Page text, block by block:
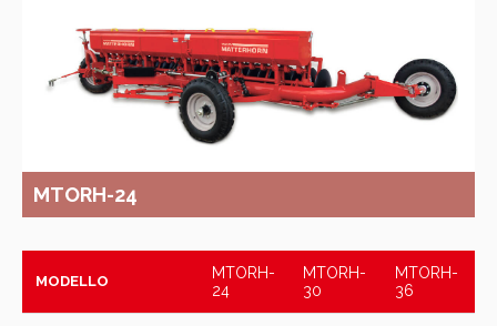
MTORH-24
MODELLO
MTORH-
24
MTORH-
30
MTORH-
36